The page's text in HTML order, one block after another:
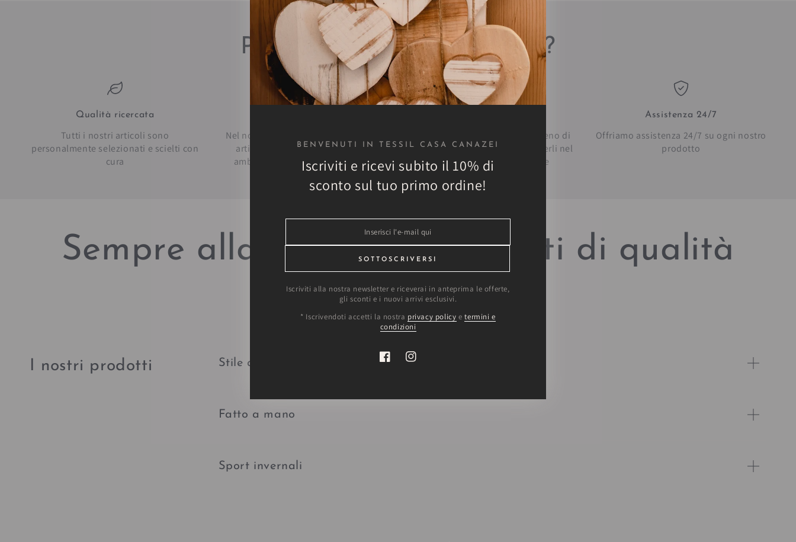
Perché scegliere Tessil Casa?
Qualità ricercata
Tutti i nostri articoli sono
personalmente selezionati e scielti con
cura
Nel nostro catalogo sono disponibili
articoli di arredamento per ogni
ambiente domestico o aziendale
Tutti gli ordini sono evasi in meno di
24h in modo che tu possa riceverli nel
più breve tempo possibilie
Assistenza 24/7
Offriamo assistenza 24/7 su ogni nostro
prodotto
Sempre alla ricerca di prodotti di qualità
TESSIL CASA CANAZEI TN
I nostri prodotti Stile alpino
Fatto a mano
Sport invernali
BENVENUTI IN TESSIL CASA CANAZEI
Iscriviti e ricevi subito il 10% di
sconto sul tuo primo ordine!
l'e-
qui
SOTTOSCRIVERSI
Iscriviti alla nostra newsletter e riceverai in anteprima le offerte,
gli sconti e i nuovi arrivi esclusivi.
* Iscrivendoti accetti la nostra privacy policy etermini e
condizioni
FacebookInstagram